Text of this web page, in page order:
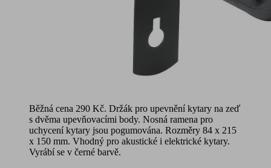
Běžná cena 290 Kč. Držák pro upevnění kytary na zeď
s dvěma upevňovacími body. Nosná ramena pro
uchycení kytary jsou pogumována. Rozměry 84 x 215
x 150 mm. Vhodný pro akustické i elektrické kytary.
Vyrábí se v černé barvě.